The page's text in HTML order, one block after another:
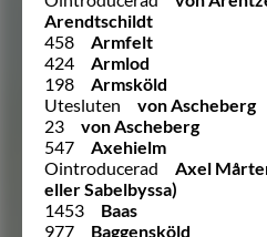
Arendtschildt
458
Armfelt
424
Armlod
198
Armsköld
Utesluten
von Ascheberg
23
von Ascheberg
547
Axehielm
Ointroducerad
Axel
eller Sabelbyssa)
1453
Baas
977
Baggensköld